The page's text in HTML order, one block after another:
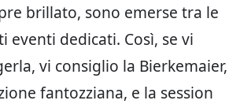
brillato, sono emerse tra le
eventi dedicati. Così, se vi
vi consiglio la Bierkemaier,
fantozziana, e la session